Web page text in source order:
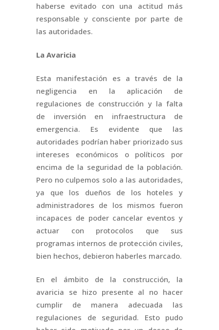
haberse evitado con una actitud más
responsable y consciente por parte de
las autoridades.
La Avaricia
Esta manifestación es a través de la
negligencia en la aplicación de
regulaciones de construcción y la falta
de inversión en infraestructura de
emergencia. Es evidente que las
autoridades podrían haber priorizado sus
intereses económicos o políticos por
encima de la seguridad de la población.
Pero no culpemos solo a las autoridades,
ya que los dueños de los hoteles y
administradores de los mismos fueron
incapaces de poder cancelar eventos y
actuar con protocolos que sus
programas internos de protección civiles,
bien hechos, debieron haberles marcado.
En el ámbito de la construcción, la
avaricia se hizo presente al no hacer
cumplir de manera adecuada las
regulaciones de seguridad. Esto pudo